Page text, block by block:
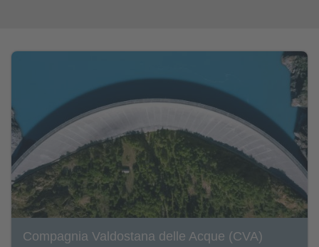
Compagnia Valdostana delle Acque (CVA)